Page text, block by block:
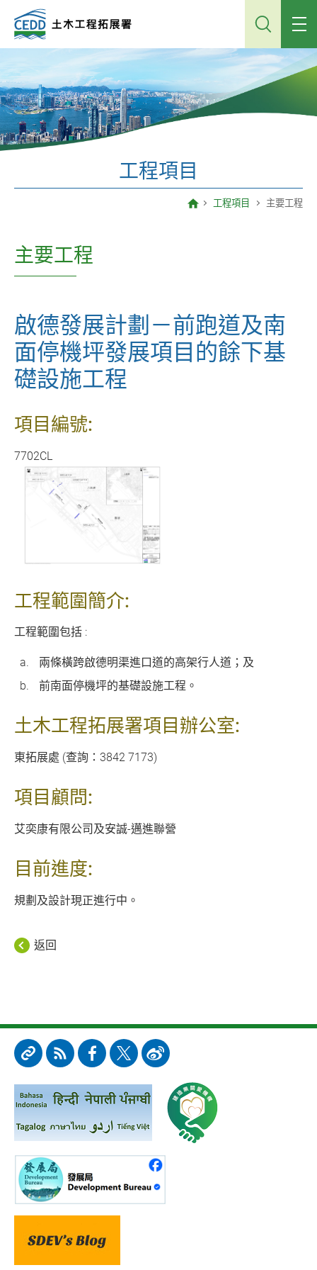
容
工程項目
工程項目 主要工程
主要工程
啟德發展計劃－前跑道及南
面停機坪發展項目的餘下基
礎設施工程
項目編號:
7702CL
工程範圍簡介:
工程範圍包括 :
兩條橫跨啟德明渠進口道的高架行人道；及
前南面停機坪的基礎設施工程。
土木工程拓展署項目辦公室:
東拓展處 (查詢：3842 7173)
項目顧問:
艾奕康有限公司及安誠-邁進聯營
目前進度:
規劃及設計現正進行中。
返回